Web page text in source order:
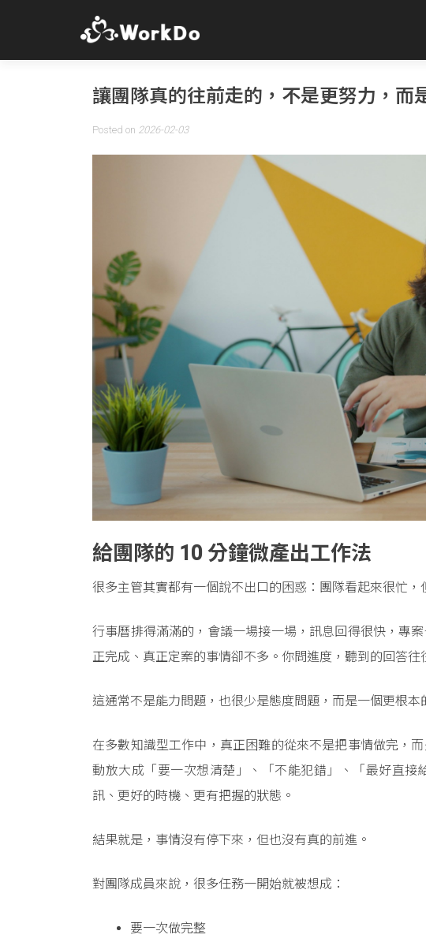
讓團隊真的往前走的，不是更努力，而
Posted on 2026-02-03
給團隊的 10 分鐘微產出工作法
很多主管其實都有一個說不出口的困惑：團隊看起來很忙，
行事曆排得滿滿的，會議一場接一場，訊息回得很快，專
正完成、真正定案的事情卻不多。你問進度，聽到的回答
這通常不是能力問題，也很少是態度問題，而是一個更根
在多數知識型工作中，真正困難的從來不是把事情做完，
動放大成「要一次想清楚」、「不能犯錯」、「最好直
訊、更好的時機、更有把握的狀態。
結果就是，事情沒有停下來，但也沒有真的前進。
對團隊成員來說，很多任務一開始就被想成：
要一次做完整